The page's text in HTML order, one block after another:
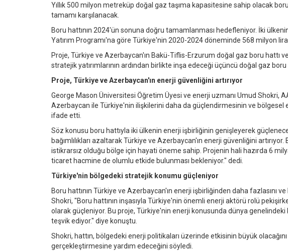
Yıllık 500 milyon metreküp doğal gaz taşıma kapasitesine sahip olacak
tamamı karşılanacak.
Boru hattının 2024'ün sonuna doğru tamamlanması hedefleniyor. İki
Yatırım Programı'na göre Türkiye'nin 2020-2024 döneminde 568 milyon lira
Proje, Türkiye ve Azerbaycan'ın Bakü-Tiflis-Erzurum doğal gaz boru hattı
stratejik yatırımlarının ardından birlikte inşa edeceği üçüncü doğal gaz boru
Proje, Türkiye ve Azerbaycan'ın enerji güvenliğini artırıyor
George Mason Üniversitesi Öğretim Üyesi ve enerji uzmanı Umud Shokri,
Azerbaycan ile Türkiye'nin ilişkilerini daha da güçlendirmesinin ve bölgesel
ifade etti.
Söz konusu boru hattıyla iki ülkenin enerji işbirliğinin genişleyerek
bağımlılıkları azaltarak Türkiye ve Azerbaycan'ın enerji güvenliğini
istikrarsız olduğu bölge için hayati öneme sahip. Projenin hali hazırda 6
ticaret hacmine de olumlu etkide bulunması bekleniyor." dedi.
Türkiye'nin bölgedeki stratejik konumu güçleniyor
Boru hattının Türkiye ve Azerbaycan'ın enerji işbirliğinden daha fazlasını
Shokri, "Boru hattının inşasıyla Türkiye'nin önemli enerji aktörü rolü
olarak güçleniyor. Bu proje, Türkiye'nin enerji konusunda dünya
teşvik ediyor." diye konuştu.
Shokri, hattın, bölgedeki enerji politikaları üzerinde etkisinin büyük
gerçekleştirmesine yardım edeceğini söyledi.